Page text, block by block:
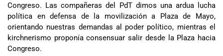
Congreso. Las compañeras del PdT dimos una ardua lucha
política en defensa de la movilización a Plaza de Mayo,
orientando nuestras demandas al poder político, mientras el
kirchnerismo proponía consensuar salir desde la Plaza hacia
Congreso.